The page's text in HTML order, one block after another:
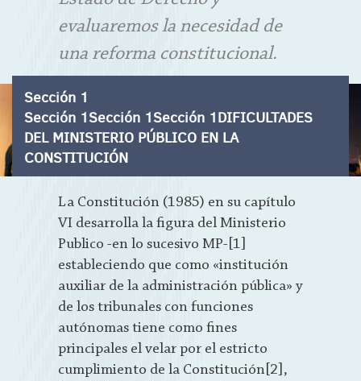
evaluaremos la necesidad de
una reforma constitucional.
Sección 1
Sección 1Sección 1Sección 1DIFICULTADES
DEL MINISTERIO PÚBLICO EN LA
CONSTITUCIÓN
La Constitución (1985) en su capítulo
VI desarrolla la figura del Ministerio
Publico -en lo sucesivo MP-[1]
estableciendo que como «institución
auxiliar de la administración pública» y
de los tribunales con funciones
autónomas tiene como fines
principales el velar por el estricto
cumplimiento de la Constitución[2],